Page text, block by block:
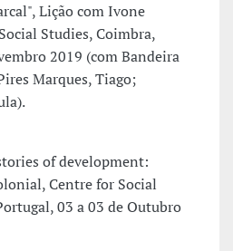
Lição com Ivone
Studies, Coimbra,
2019 (com Bandeira
Marques, Tiago;
of development:
Centre for Social
03 a 03 de Outubro